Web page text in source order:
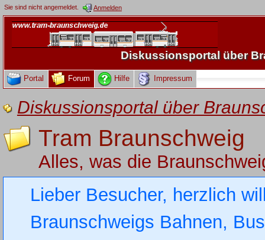
Sie sind nicht angemeldet. Anmelden
Diskussionsportal über
Portal Forum Hilfe Impressum
Diskussionsportal über
Tram Braunschweig
Alles, was die
Lieber Besucher, herzlich
Braunschweigs Bahnen,